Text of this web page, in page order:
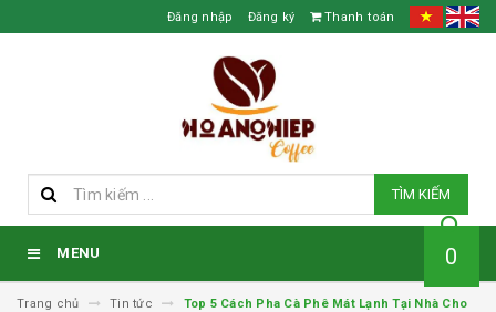
Đăng nhập Đăng ký Thanh toán
TÌM KIẾM
MENU 0
Trang chủ Tin tức
Top 5 Cách Pha Cà Phê Mát Lạnh Tại Nhà Cho